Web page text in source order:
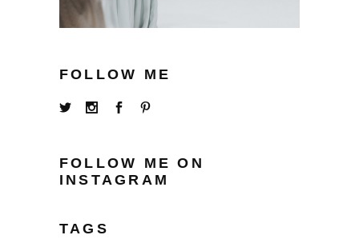
FOLLOW ME
FOLLOW ME ON
INSTAGRAM
TAGS